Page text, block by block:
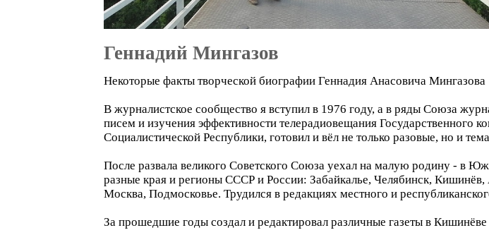
Геннадий Мингазов
Некоторые факты творческой биографии Геннадия Анасовича Мингазова
В журналистское сообщество я вступил в 1976 году, а в ряды Союза
писем и изучения эффективности телерадиовещания
Социалистической Республики, готовил и вёл не только разовые, но и
После развала великого Советского Союза уехал на малую родину - в
разные края и регионы СССР и России: Забайкалье, Челябинск,
Москва, Подмосковье. Трудился в редакциях местного и
За прошедшие годы создал и редактировал различные газеты в